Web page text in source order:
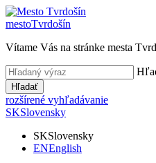
mestoTvrdošín
Vítame Vás na stránke mesta
Hľadať
rozšírené vyhľadávanie
SKSlovensky
SKSlovensky
ENEnglish